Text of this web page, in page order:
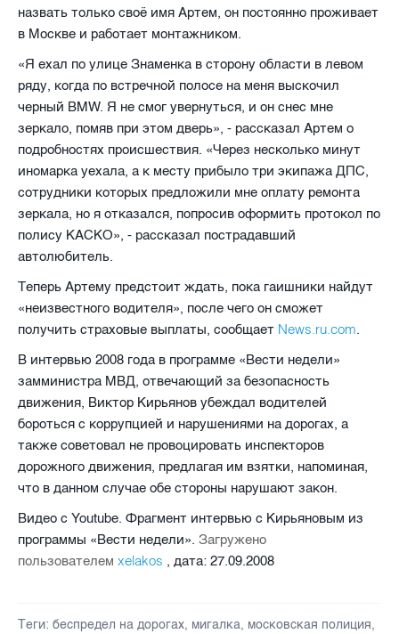
назвать только своё имя Артем, он постоянно проживает
в Москве и работает монтажником.
«Я ехал по улице Знаменка в сторону области в левом
ряду, когда по встречной полосе на меня выскочил
черный BMW. Я не смог увернуться, и он снес мне
зеркало, помяв при этом дверь», - рассказал Артем о
подробностях происшествия. «Через несколько минут
иномарка уехала, а к месту прибыло три экипажа ДПС,
сотрудники которых предложили мне оплату ремонта
зеркала, но я отказался, попросив оформить протокол по
полису КАСКО», - рассказал пострадавший
автолюбитель.
Теперь Артему предстоит ждать, пока гаишники найдут
«неизвестного водителя», после чего он сможет
получить страховые выплаты, сообщает News.ru.com.
В интервью 2008 года в программе «Вести недели»
замминистра МВД, отвечающий за безопасность
движения, Виктор Кирьянов убеждал водителей
бороться с коррупцией и нарушениями на дорогах, а
также советовал не провоцировать инспекторов
дорожного движения, предлагая им взятки, напоминая,
что в данном случае обе стороны нарушают закон.
Видео с Youtube. Фрагмент интервью с Кирьяновым из
программы «Вести недели». Загружено
пользователем xelakos , дата: 27.09.2008
Теги: беспредел на дорогах, мигалка, московская полиция,